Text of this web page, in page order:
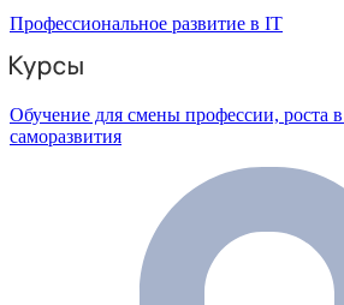
Профессиональное развитие в IT
Обучение для смены профессии, роста в
саморазвития